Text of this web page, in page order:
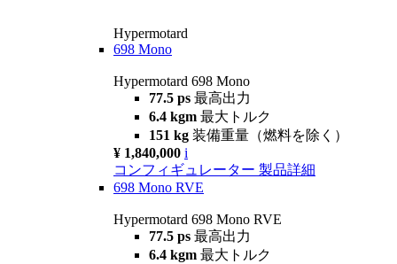
Hypermotard
698 Mono
Hypermotard 698 Mono
77.5 ps 最高出力
6.4 kgm 最大トルク
151 kg 装備重量（燃料を除く）
¥ 1,840,000 i
コンフィギュレーター 製品詳細
698 Mono RVE
Hypermotard 698 Mono RVE
77.5 ps 最高出力
6.4 kgm 最大トルク